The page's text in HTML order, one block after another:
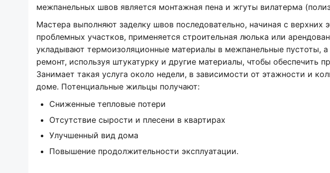
межпанельных швов является монтажная пена и жгуты вилатерма
Мастера выполняют заделку швов последовательно, начиная с верхних
проблемных участков, применяется строительная люлька или
укладывают термоизоляционные материалы в межпанельные пустоты,
ремонт, используя штукатурку и другие материалы, чтобы обеспечить
Занимает такая услуга около недели, в зависимости от этажности и
доме. Потенциальные жильцы получают:
Сниженные тепловые потери
Отсутствие сырости и плесени в квартирах
Улучшенный вид дома
Повышение продолжительности эксплуатации.